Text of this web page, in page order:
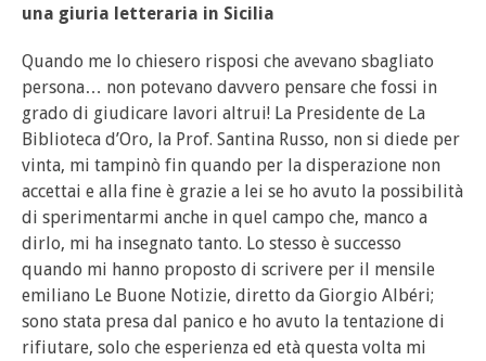
una giuria letteraria in Sicilia
Quando me lo chiesero risposi che avevano sbagliato
persona… non potevano davvero pensare che fossi in
grado di giudicare lavori altrui! La Presidente de La
Biblioteca d’Oro, la Prof. Santina Russo, non si diede per
vinta, mi tampinò fin quando per la disperazione non
accettai e alla fine è grazie a lei se ho avuto la possibilità
di sperimentarmi anche in quel campo che, manco a
dirlo, mi ha insegnato tanto. Lo stesso è successo
quando mi hanno proposto di scrivere per il mensile
emiliano Le Buone Notizie, diretto da Giorgio Albéri;
sono stata presa dal panico e ho avuto la tentazione di
rifiutare, solo che esperienza ed età questa volta mi